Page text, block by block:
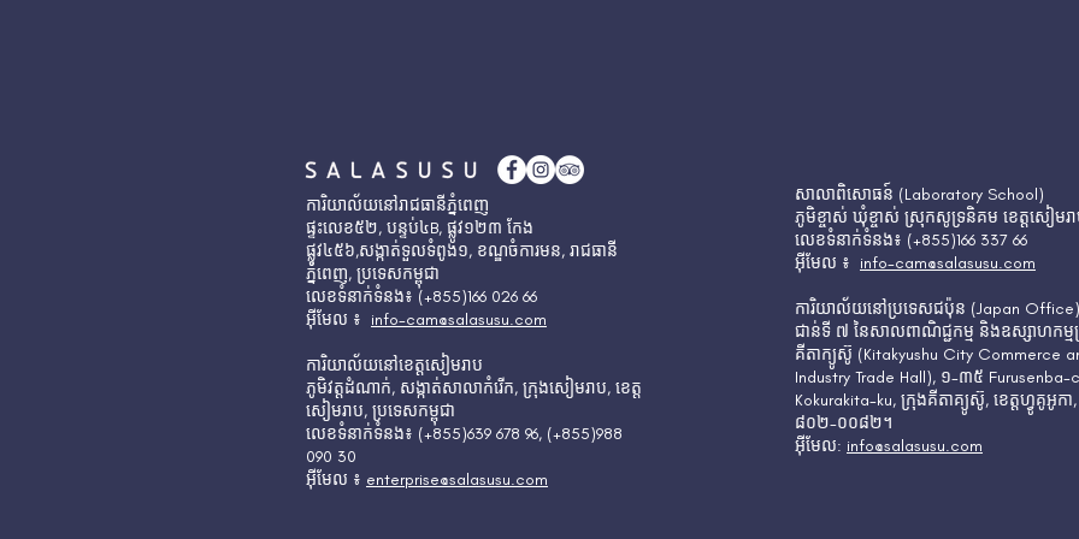
ការិយាល័យនៅរាជធានីភ្នំពេញ
ផ្ទះលេខ៥២, បន្ទប់​៤B, ​ផ្លូវ១២៣ កែង
ផ្លូវ៤៥៦,សង្កាត់ទួលទំពូង១, ខណ្ឌចំការមន, រាជធានី
ភ្នំពេញ, ប្រទេសកម្ពុជា
លេខទំនាក់ទំនង៖ (+855)166 026 66
អុីមែល ៖ info-cam@salasusu.com
ការិយាល័យនៅខេត្តសៀមរាប
ភូមិវត្តដំណាក់, សង្កាត់សាលាកំរើក, ក្រុងសៀមរាប, ខេត្ត
សៀមរាប, ប្រទេសកម្ពុជា
លេខទំនាក់ទំនង៖ (+855)639 678 96, (+855)988
090 30
អុីមែល ៖ enterprise@salasusu.com
សាលាពិសោធន៍ (Laboratory School)
ភូមិខ្ចាស់ ឃុំខ្ចាស់ ស្រុកសូទ្រនិគម ខេត្តសៀមរ
លេខទំនាក់ទំនង៖ (+855)166 337 66
អុីមែល ៖ info-cam@salasusu.com
ការិយាល័យនៅប្រទេសជប៉ុន (Japan Office)
ជាន់ទី ៧ នៃសាលពាណិជ្ជកម្ម និងឧស្សាហកម្ម
គីតាក្យូស៊ូ (Kitakyushu City Commerce
Industry Trade Hall), ១-៣៥ Furusenba-
Kokurakita-ku, ក្រុងគីតាគ្យូស៊ូ, ខេត្តហ្វូគូអូកា,
៨០២-០០៨២។
អុីមែល: info@salasusu.com